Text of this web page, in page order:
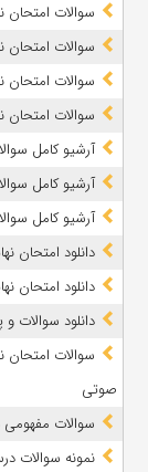
سوالات امتحان نهایی جامعه
سوالات امتحان
سوالات امتحان نهایی فیزیک 3
سوالات امتحان نهایی فلسفه 2
آرشیو کامل
آرشیو کامل
آرشیو کامل
دانلود امتحان نهایی زیست
دانلود امتحان نهایی ریاضی و
دانلود سوالات و پاسخ
صوتی
سوالات مفهومی درس
نمونه سوالات درس